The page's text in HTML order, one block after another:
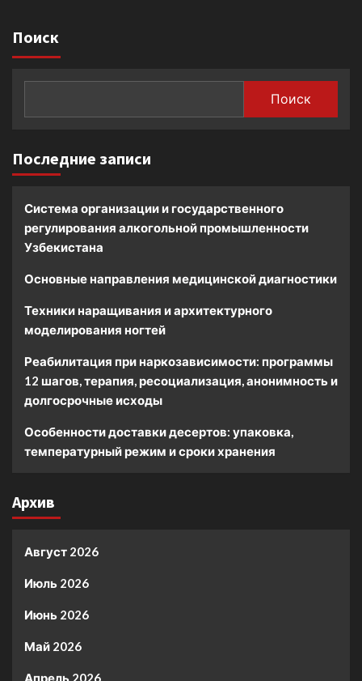
Поиск
Поиск
Последние записи
Система организации и государственного
регулирования алкогольной промышленности
Узбекистана
Основные направления медицинской диагностики
Техники наращивания и архитектурного
моделирования ногтей
Реабилитация при наркозависимости: программы
12 шагов, терапия, ресоциализация, анонимность и
долгосрочные исходы
Особенности доставки десертов: упаковка,
температурный режим и сроки хранения
Архив
Август 2026
Июль 2026
Июнь 2026
Май 2026
Апрель 2026